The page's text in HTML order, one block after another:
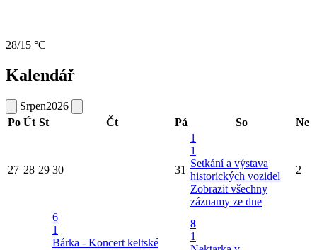
28/15 °C
Kalendář
Srpen2026
Po Út St Čt Pá So Ne
27 28 29 30 31
1
1
Setkání a výstava
historických vozidel
Zobrazit všechny
záznamy ze dne
2
6
1
Bárka - Koncert keltské
8
1